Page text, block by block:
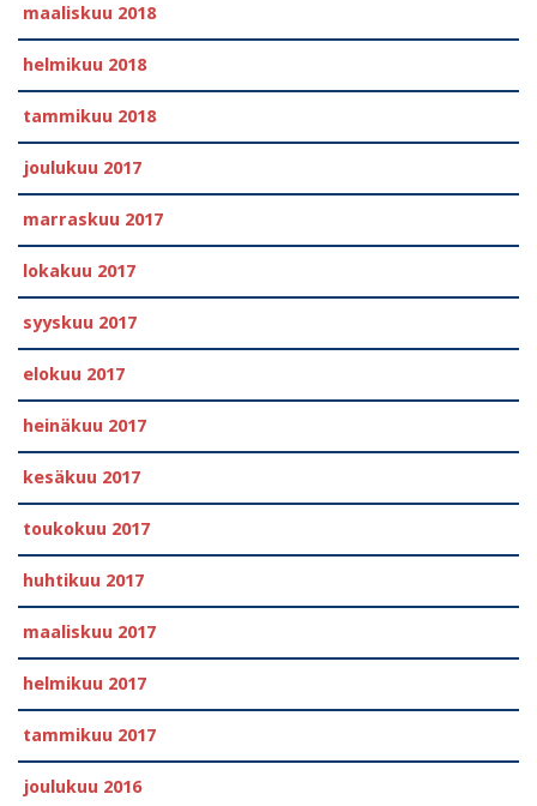
maaliskuu 2018
helmikuu 2018
tammikuu 2018
joulukuu 2017
marraskuu 2017
lokakuu 2017
syyskuu 2017
elokuu 2017
heinäkuu 2017
kesäkuu 2017
toukokuu 2017
huhtikuu 2017
maaliskuu 2017
helmikuu 2017
tammikuu 2017
joulukuu 2016